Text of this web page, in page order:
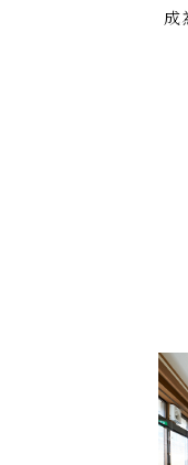
成